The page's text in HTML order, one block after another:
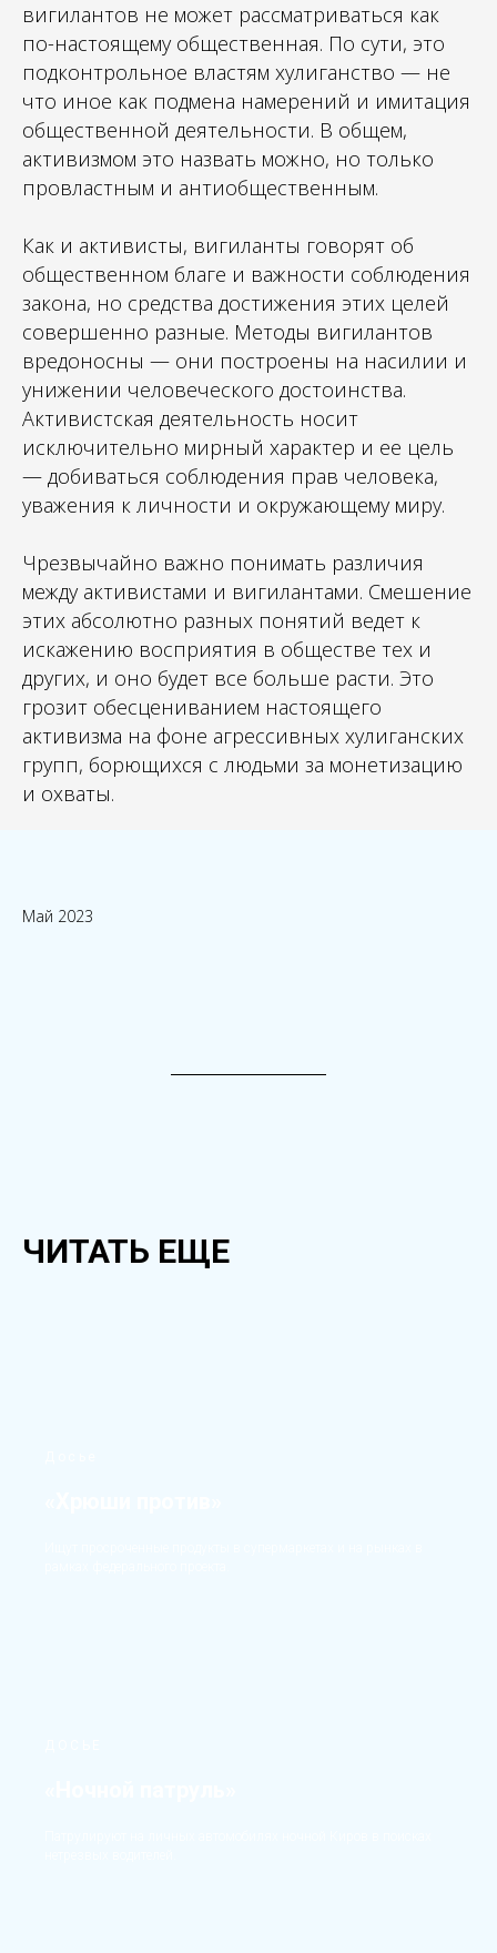
вигилантов не может рассматриваться как
по-настоящему общественная. По сути, это
подконтрольное властям хулиганство — не
что иное как подмена намерений и имитация
общественной деятельности. В общем,
активизмом это назвать можно, но только
провластным и антиобщественным.
Как и активисты, вигиланты говорят об
общественном благе и важности соблюдения
закона, но средства достижения этих целей
совершенно разные. Методы вигилантов
вредоносны — они построены на насилии и
унижении человеческого достоинства.
Активистская деятельность носит
исключительно мирный характер и ее цель
— добиваться соблюдения прав человека,
уважения к личности и окружающему миру.
Чрезвычайно важно понимать различия
между активистами и вигилантами. Смешение
этих абсолютно разных понятий ведет к
искажению восприятия в обществе тех и
других, и оно будет все больше расти. Это
грозит обесцениванием настоящего
активизма на фоне агрессивных хулиганских
групп, борющихся с людьми за монетизацию
и охваты.
Май 2023
ЧИТАТЬ ЕЩЕ